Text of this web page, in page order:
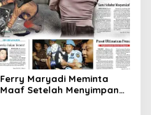
Ferry Maryadi Meminta
Maaf Setelah Menyimpan